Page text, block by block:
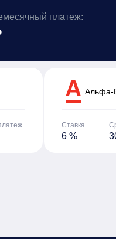
платеж:
Альфа-
Ставка
6 %